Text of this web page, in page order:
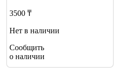
3500 ₸
Нет в наличии
Сообщить
о наличии